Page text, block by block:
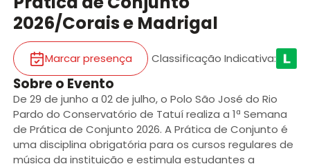
2026/Corais e Madrigal
Marcar presença Classificação Indicativa:
Sobre o Evento
De 29 de junho a 02 de julho, o Polo São José do Rio
Pardo do Conservatório de Tatuí realiza a 1ª Semana
de Prática de Conjunto 2026. A Prática de Conjunto é
uma disciplina obrigatória para os cursos regulares de
música da instituição e estimula estudantes a